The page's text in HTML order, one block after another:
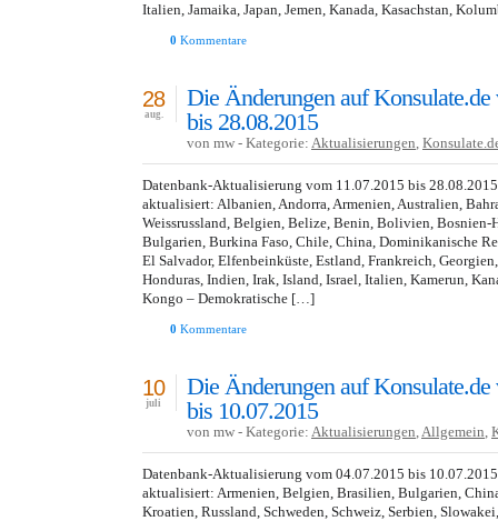
Italien, Jamaika, Japan, Jemen, Kanada, Kasachstan,
0 Kommentare
Die Änderungen auf
bis 28.08.2015
28
aug.
von mw - Kategorie: Aktualisierungen,
Datenbank-Aktualisierung vom 11.07.2015 bis
aktualisiert: Albanien, Andorra, Armenien, Australien,
Weissrussland, Belgien, Belize, Benin, Bolivien, Bosnien-
Bulgarien, Burkina Faso, Chile, China, Dominikanische
El Salvador, Elfenbeinküste, Estland, Frankreich,
Honduras, Indien, Irak, Island, Israel, Italien, Kamerun,
Kongo – Demokratische […]
0 Kommentare
Die Änderungen auf
bis 10.07.2015
10
juli
von mw - Kategorie: Aktualisierungen,Allgemein,
Datenbank-Aktualisierung vom 04.07.2015 bis
aktualisiert: Armenien, Belgien, Brasilien, Bulgarien,
Kroatien, Russland, Schweden, Schweiz, Serbien,